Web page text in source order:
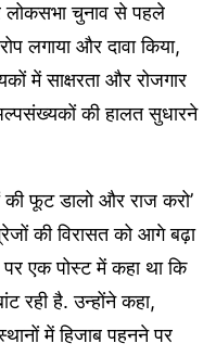
लोकसभा चुनाव से पहले
लगाया और दावा किया,
में साक्षरता और रोजगार
की हालत सुधारने
की फूट डालो और राज करो’
की विरासत को आगे बढ़ा
एक पोस्ट में कहा था कि
रही है. उन्होंने कहा,
में हिजाब पहनने पर